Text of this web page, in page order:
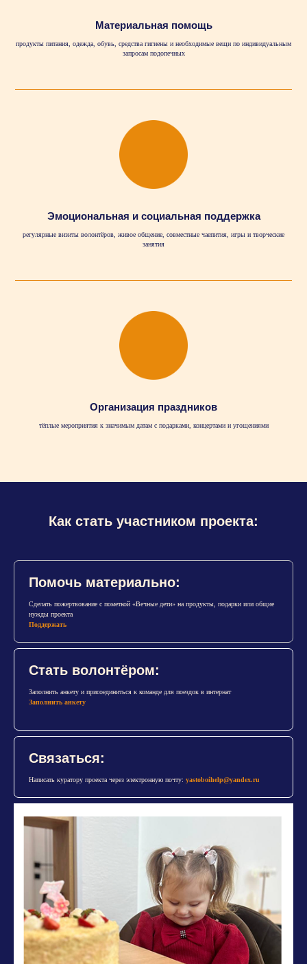
Материальная помощь
продукты питания, одежда, обувь, средства гигиены и необходимые вещи по индивидуальным
запросам подопечных
Эмоциональная и социальная поддержка
регулярные визиты волонтёров, живое общение, совместные чаепития, игры и творческие
занятия
Организация праздников
тёплые мероприятия к значимым датам с подарками, концертами и угощениями
Как стать участником проекта:
Помочь материально:
Сделать пожертвование с пометкой «Вечные дети» на продукты, подарки или общие
нужды проекта
Поддержать
Стать волонтёром:
Заполнить анкету и присоединиться к команде для поездок в интернат
Заполнить анкету
Связаться:
Написать куратору проекта через электронную почту: yastoboihelp@yandex.ru